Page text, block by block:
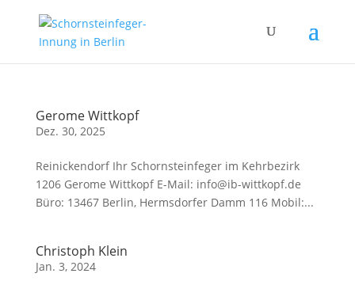
Gerome Wittkopf
Dez. 30, 2025
Reinickendorf Ihr Schornsteinfeger im Kehrbezirk
1206 Gerome Wittkopf E-Mail: info@ib-wittkopf.de
Büro: 13467 Berlin, Hermsdorfer Damm 116 Mobil:...
Christoph Klein
Jan. 3, 2024